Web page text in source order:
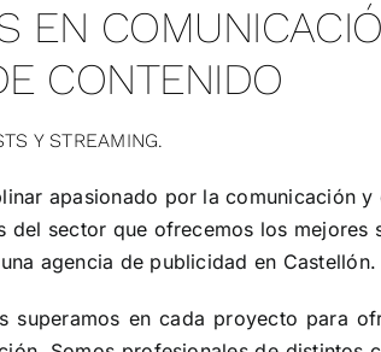
EN
CONTENIDO
Y STREAMING.
apasionado por la comunicación y
del sector que ofrecemos los mejores
agencia de publicidad en Castellón.
superamos en cada proyecto para